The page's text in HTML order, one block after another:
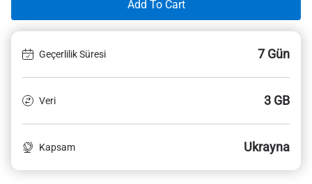
Add To Cart
Geçerlilik Süresi 7 Gün
Veri 3 GB
Kapsam Ukrayna